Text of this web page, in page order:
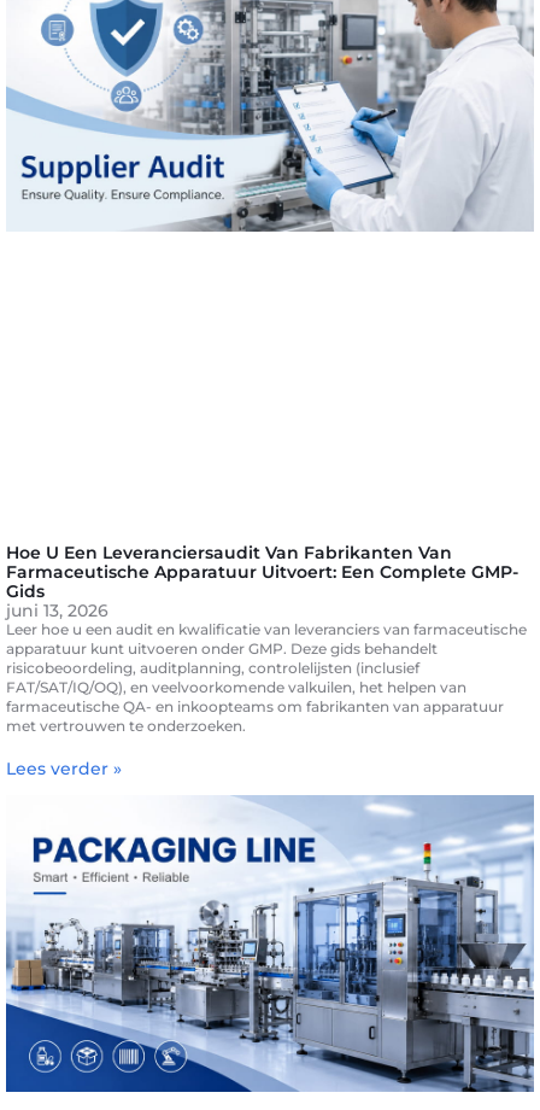
Hoe U Een Leveranciersaudit Van Fabrikanten Van
Farmaceutische Apparatuur Uitvoert: Een Complete GMP-
Gids
juni 13, 2026
Leer hoe u een audit en kwalificatie van leveranciers van farmaceutische
apparatuur kunt uitvoeren onder GMP. Deze gids behandelt
risicobeoordeling, auditplanning, controlelijsten (inclusief
FAT/SAT/IQ/OQ), en veelvoorkomende valkuilen, het helpen van
farmaceutische QA- en inkoopteams om fabrikanten van apparatuur
met vertrouwen te onderzoeken.
Lees verder »